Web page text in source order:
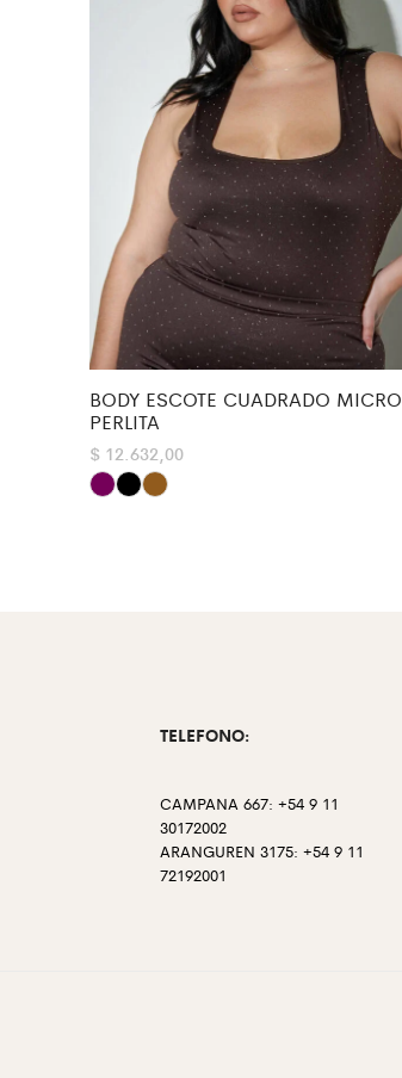
BODY ESCOTE CUADRADO MICRO
PERLITA
$ 12.632,00
TELEFONO:
CAMPANA 667: +54 9 11
30172002
ARANGUREN 3175: +54 9 11
72192001